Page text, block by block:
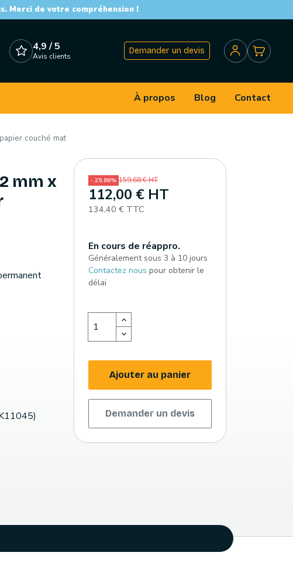
Merci de votre compréhension !
4,9 / 5
Avis clients
Demander un devis
À propos Blog Contact
couché mat
mm x
- 29,86% 159,68 € HT
112,00 € HT
134,40 € TTC
En cours de réappro.
Généralement sous 3 à 10 jours
Contactez nous pour obtenir le
délai
Ajouter au panier
Demander un devis